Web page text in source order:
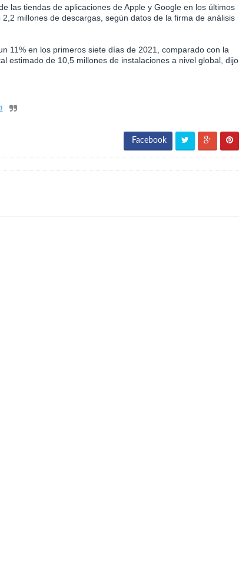
las tiendas de aplicaciones de Apple y Google en los últimos
millones de descargas, según datos de la firma de análisis
11% en los primeros siete días de 2021, comparado con la
estimado de 10,5 millones de instalaciones a nivel global, dijo
Facebook